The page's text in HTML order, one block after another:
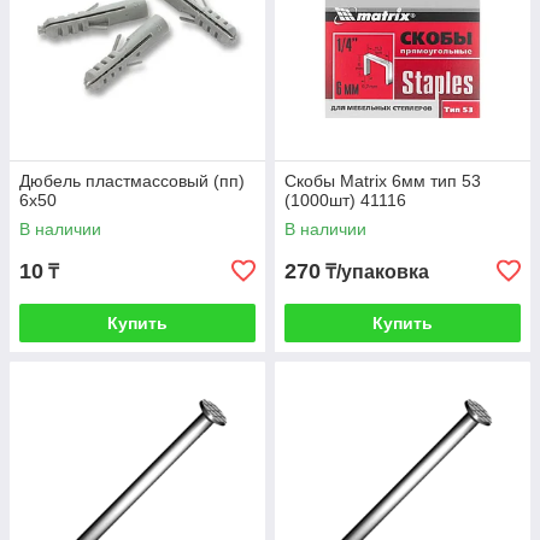
Дюбель пластмассовый (пп)
6х50
В наличии
10 ₸
Купить
Скобы Matrix 6мм тип 53
(1000шт) 41116
В наличии
270 ₸/упаковка
Купить